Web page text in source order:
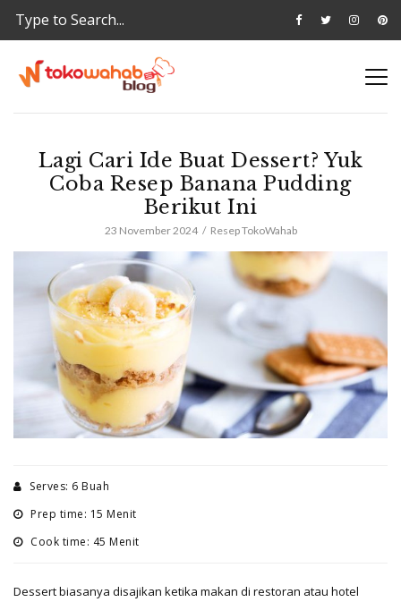
Lagi Cari Ide Buat Dessert? Yuk
Coba Resep Banana Pudding
Berikut Ini
23 November 2024 Resep TokoWahab
Serves: 6 Buah
Prep time: 15 Menit
Cook time: 45 Menit
Dessert biasanya disajikan ketika makan di restoran atau hotel